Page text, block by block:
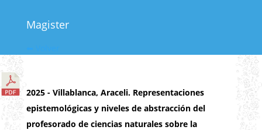
Magister
2025 - Villablanca, Araceli. Representaciones
epistemológicas y niveles de abstracción del
profesorado de ciencias naturales sobre la